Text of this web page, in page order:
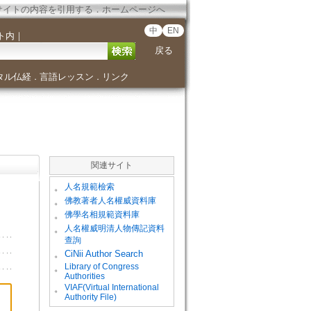
イトの内容を引用する．ホームページへ
内 ｜ 中 EN
戻る
ル仏経． 言語レッスン ． リンク
関連サイト
。 人名規範檢索
。 佛教著者人名權威資料庫
。 佛學名相規範資料庫
。
人名權威明清人物傳記資料
查詢
。
CiNii Author Search
。
Library of Congress
Authorities
。
VIAF(Virtual International
Authority File)